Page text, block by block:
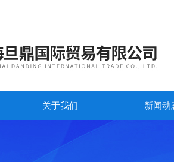
关于我们 新闻动